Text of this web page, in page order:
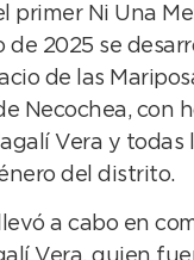
primer Ni Una
de 2025 se
de las
Necochea, con
Vera y todas
del distrito.
a cabo en